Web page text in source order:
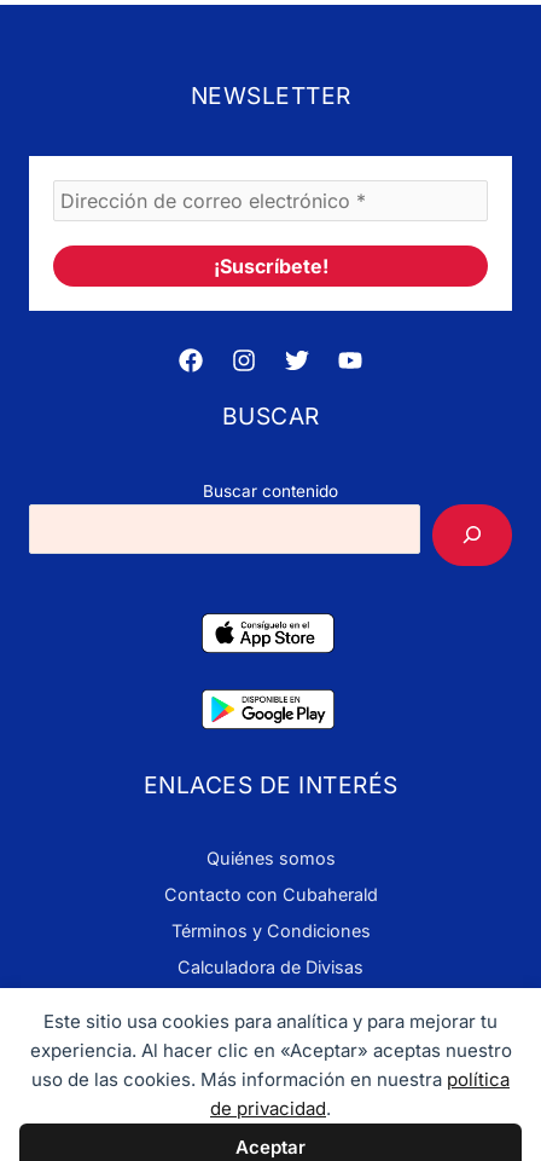
Este sitio usa cookies para analítica y para mejorar tu
experiencia. Al hacer clic en «Aceptar» aceptas nuestro
uso de las cookies. Más información en nuestra política
de privacidad.
Aceptar
NEWSLETTER
BUSCAR
Buscar contenido
ENLACES DE INTERÉS
Quiénes somos
Contacto con Cubaherald
Términos y Condiciones
Calculadora de Divisas
Copyright © 2026 CubaHerald. Email:
info@cubaherald.comTel. +1 202 900 1114